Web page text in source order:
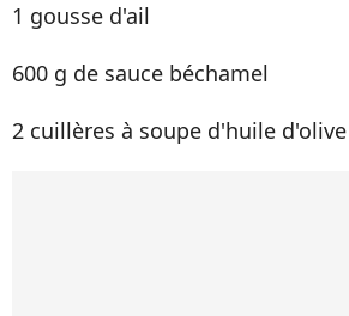
1 gousse d'ail
600 g de sauce béchamel
2 cuillères à soupe d'huile d'olive